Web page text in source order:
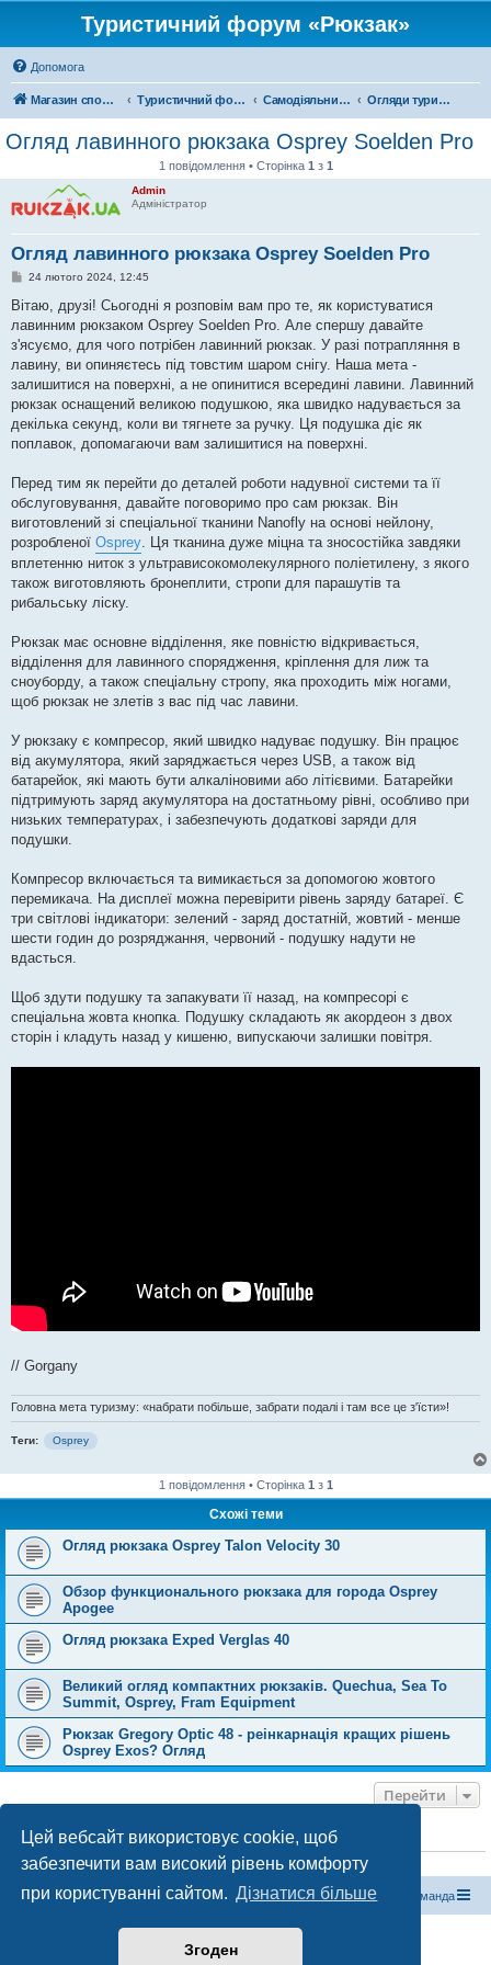
Цей вебсайт використовує cookie, щоб
забезпечити вам високий рівень комфорту
при користуванні сайтом. Дізнатися більше
Згоден
Туристичний форум «Рюкзак»
Допомога
Магазин спорядження Туристичний форум «Рюкзак» Самодіяльний туризм Огляди туристичного спорядження
Огляд лавинного рюкзака Osprey Soelden Pro
1 повідомлення • Сторінка 1 з 1
Admin
Адміністратор
Огляд лавинного рюкзака Osprey Soelden Pro
П
в
д
о
л
е
н
я
24 лютого 2024, 12:45
Вітаю, друзі! Сьогодні я розповім вам про те, як користуватися
лавинним рюкзаком Osprey Soelden Pro. Але спершу давайте
з'ясуємо, для чого потрібен лавинний рюкзак. У разі потрапляння в
лавину, ви опиняєтесь під товстим шаром снігу. Наша мета -
залишитися на поверхні, а не опинитися всередині лавини. Лавинний
рюкзак оснащений великою подушкою, яка швидко надувається за
декілька секунд, коли ви тягнете за ручку. Ця подушка діє як
поплавок, допомагаючи вам залишитися на поверхні.
Перед тим як перейти до деталей роботи надувної системи та її
обслуговування, давайте поговоримо про сам рюкзак. Він
виготовлений зі спеціальної тканини Nanofly на основі нейлону,
розробленої Osprey. Ця тканина дуже міцна та зносостійка завдяки
вплетенню ниток з ультрависокомолекулярного поліетилену, з якого
також виготовляють бронеплити, стропи для парашутів та
рибальську ліску.
Рюкзак має основне відділення, яке повністю відкривається,
відділення для лавинного спорядження, кріплення для лиж та
сноуборду, а також спеціальну стропу, яка проходить між ногами,
щоб рюкзак не злетів з вас під час лавини.
У рюкзаку є компресор, який швидко надуває подушку. Він працює
від акумулятора, який заряджається через USB, а також від
батарейок, які мають бути алкаліновими або літієвими. Батарейки
підтримують заряд акумулятора на достатньому рівні, особливо при
низьких температурах, і забезпечують додаткові заряди для
подушки.
Компресор включається та вимикається за допомогою жовтого
перемикача. На дисплеї можна перевірити рівень заряду батареї. Є
три світлові індикатори: зелений - заряд достатній, жовтий - менше
шести годин до розряджання, червоний - подушку надути не
вдасться.
Щоб здути подушку та запакувати її назад, на компресорі є
спеціальна жовта кнопка. Подушку складають як акордеон з двох
сторін і кладуть назад у кишеню, випускаючи залишки повітря.
// Gorgany
Головна мета туризму: «набрати побільше, забрати подалі і там все це з'їсти»!
Теги: Osprey
1 повідомлення • Сторінка 1 з 1
Схожі теми
Огляд рюкзака Osprey Talon Velocity 30
Обзор функционального рюкзака для города Osprey
Apogee
Огляд рюкзака Exped Verglas 40
Великий огляд компактних рюкзаків. Quechua, Sea To
Summit, Osprey, Fram Equipment
Рюкзак Gregory Optic 48 - реінкарнація кращих рішень
Osprey Exos? Огляд
Перейти
ХТО ЗАРАЗ ОНЛАЙН
Зараз переглядають цей форум:ClaudeBot [бот ШІ]і 0 гостей
Магазин спорядження Туристичний форум «Рюкзак» Команда
Працює на phpBB® Forum Software © phpBB Limited
Конфіденційність